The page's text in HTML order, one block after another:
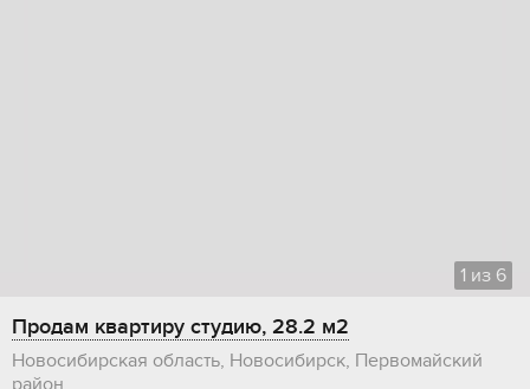
1 из 6
Продам квартиру студию, 28.2 м2
Новосибирская область, Новосибирск, Первомайский